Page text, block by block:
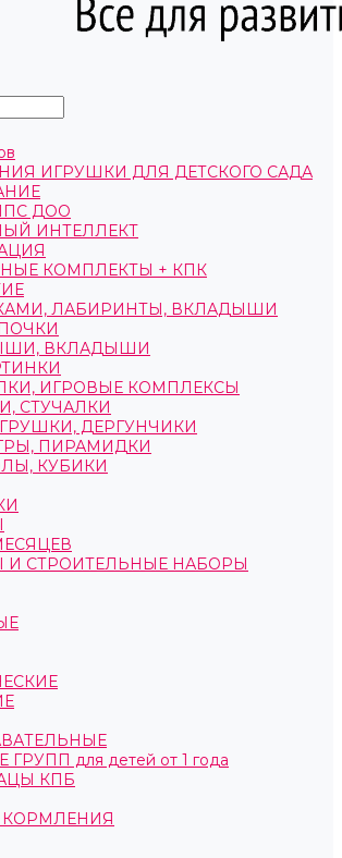
ИГРУШКИ ДЛЯ ДЕТСКОГО САДА
ДОО
ИНТЕЛЛЕКТ
КОМПЛЕКТЫ + КПК
ЛАБИРИНТЫ, ВКЛАДЫШИ
ВКЛАДЫШИ
ИГРОВЫЕ КОМПЛЕКСЫ
СТУЧАЛКИ
ДЕРГУНЧИКИ
ПИРАМИДКИ
КУБИКИ
И СТРОИТЕЛЬНЫЕ НАБОРЫ
для детей от 1 года
КПБ
КОРМЛЕНИЯ